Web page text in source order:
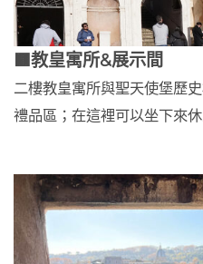
🟫教皇寓所&展示間
二樓教皇寓所與聖天使堡歷
禮品區；在這裡可以坐下來